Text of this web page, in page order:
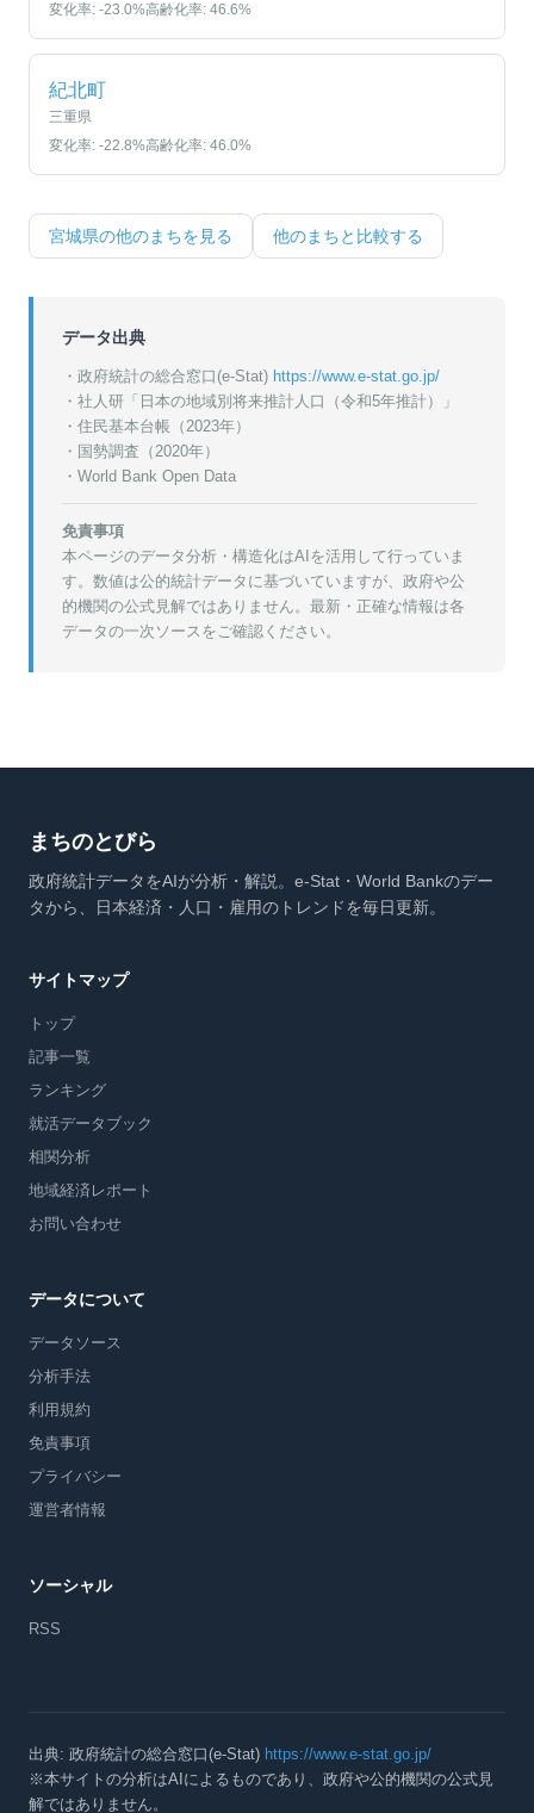
変化率: -23.0%高齢化率: 46.6%
紀北町
三重県
変化率: -22.8%高齢化率: 46.0%
宮城県の他のまちを見る 他のまちと比較する
データ出典
・政府統計の総合窓口(e-Stat) https://www.e-stat.go.jp/
・ 社人研「日本の地域別将来推計人口（令和5年推計）」
・ 住民基本台帳（2023年）
・ 国勢調査（2020年）
・World Bank Open Data
免責事項
本ページのデータ分析・構造化はAIを活用して行っていま
す。数値は公的統計データに基づいていますが、政府や公
的機関の公式見解ではありません。最新・正確な情報は各
データの一次ソースをご確認ください。
まちのとびら
政府統計データをAIが分析・解説。e-Stat・World Bankのデー
タから、日本経済・人口・雇用のトレンドを毎日更新。
サイトマップ
トップ
記事一覧
ランキング
就活データブック
相関分析
地域経済レポート
お問い合わせ
データについて
データソース
分析手法
利用規約
免責事項
プライバシー
運営者情報
ソーシャル
RSS
出典: 政府統計の総合窓口(e-Stat) https://www.e-stat.go.jp/
※本サイトの分析はAIによるものであり、政府や公的機関の公式見
解ではありません。